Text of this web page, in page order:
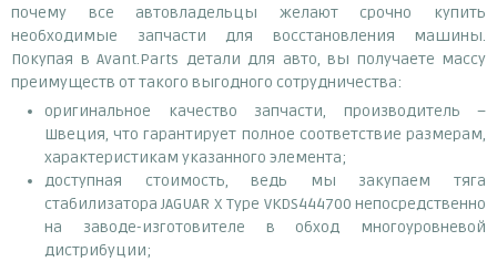
почему все автовладельцы желают срочно купить
необходимые запчасти для восстановления машины.
Покупая в Avant.Parts детали для авто, вы получаете массу
преимуществ от такого выгодного сотрудничества:
оригинальное качество запчасти, производитель –
Швеция, что гарантирует полное соответствие размерам,
характеристикам указанного элемента;
доступная стоимость, ведь мы закупаем тяга
стабилизатора JAGUAR X Type VKDS444700 непосредственно
на заводе-изготовителе в обход многоуровневой
дистрибуции;